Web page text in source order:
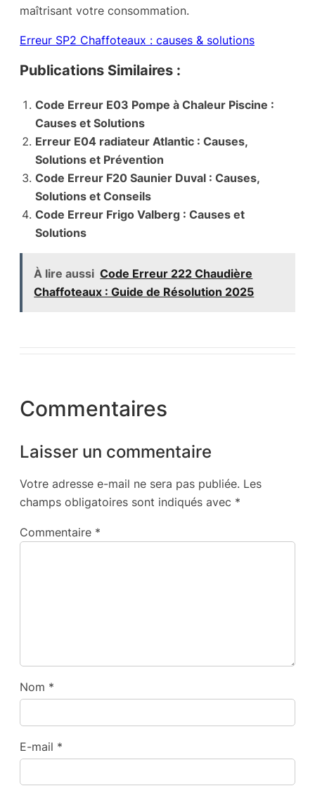
maîtrisant votre consommation.
Erreur SP2 Chaffoteaux : causes & solutions
Publications Similaires :
Code Erreur E03 Pompe à Chaleur Piscine :
Causes et Solutions
Erreur E04 radiateur Atlantic : Causes,
Solutions et Prévention
Code Erreur F20 Saunier Duval : Causes,
Solutions et Conseils
Code Erreur Frigo Valberg : Causes et
Solutions
À lire aussi Code Erreur 222 Chaudière
Chaffoteaux : Guide de Résolution 2025
Commentaires
Laisser un commentaire
Votre adresse e-mail ne sera pas publiée. Les
champs obligatoires sont indiqués avec *
Commentaire *
Nom *
E-mail *